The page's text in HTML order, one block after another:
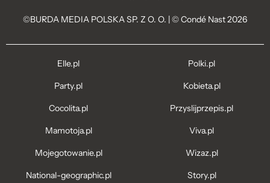
©BURDA MEDIA POLSKA SP. Z O. O. | © Condé Nast 2026
Elle.pl
Party.pl
Cocolita.pl
Mamotoja.pl
Mojegotowanie.pl
National-geographic.pl
Polki.pl
Kobieta.pl
Przyslijprzepis.pl
Viva.pl
Wizaz.pl
Story.pl